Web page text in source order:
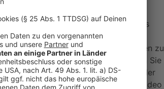
Wir verwenden einen Service eines
Drittanbieters, um Videoinhalte
einzubetten. Dieser Service kann Daten zu
Ihren Aktivitäten sammeln. Bitte lesen Sie
die Details durch und stimmen Sie der
Nutzung des Service zu, um dieses Video